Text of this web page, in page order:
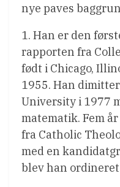
nye paves
1. Han er den
rapporten fra
født i Chicago,
1955. Han
University i 1977
matematik. Fem
fra Catholic
med en
blev han